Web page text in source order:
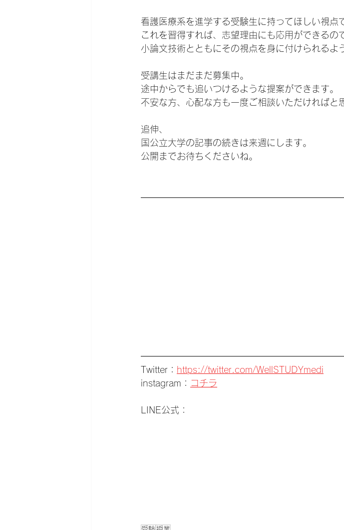
看護医療系を進学する受験生に持ってほしい視点
これを習得すれば、志望理由にも応用ができるの
小論文技術とともにその視点を身に付けられるよ
受講生はまだまだ募集中。
途中からでも追いつけるような提案ができます。
不安な方、心配な方も一度ご相談いただければと
追伸、
国公立大学の記事の続きは来週にします。
公開までお待ちくださいね。
Twitter： https://twitter.com/WellSTUDYmedi
instagram： コチラ
LINE公式：